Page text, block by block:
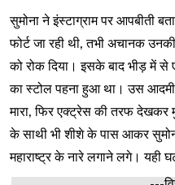
सुमोना ने इंस्टाग्राम पर आपबीती
फोर्ट जा रही थी, तभी अचानक
को रोक दिया। इसके बाद भीड़ में
का स्टोल पहना हुआ था। उस
मारा, फिर एक्ट्रेस की तरफ
के साथी भी शीशे के पास आकर
महाराष्ट्र के नारे लगाने लगे। यही